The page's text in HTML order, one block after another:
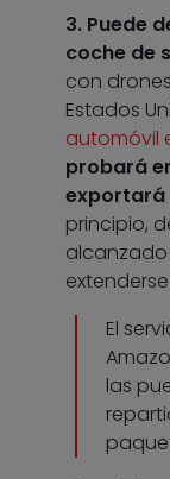
3. Puede
coche de
con
Estados
automóvil
probará
exportará
principio,
El
las